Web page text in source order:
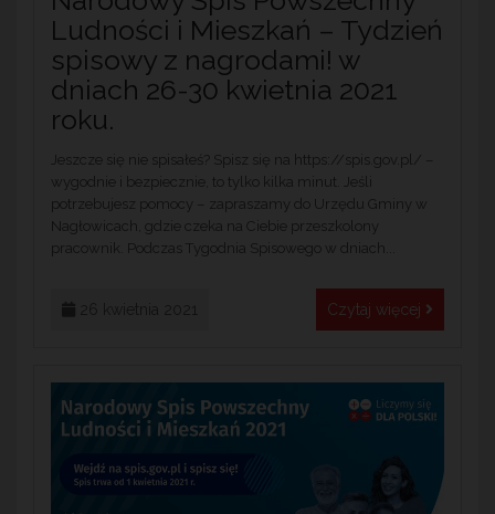
Ludności i Mieszkań – Tydzień
spisowy z nagrodami! w
dniach 26-30 kwietnia 2021
roku.
Jeszcze się nie spisałeś? Spisz się na https://spis.gov.pl/ –
wygodnie i bezpiecznie, to tylko kilka minut. Jeśli
potrzebujesz pomocy – zapraszamy do Urzędu Gminy w
Nagłowicach, gdzie czeka na Ciebie przeszkolony
pracownik. Podczas Tygodnia Spisowego w dniach...
Czytaj więcej